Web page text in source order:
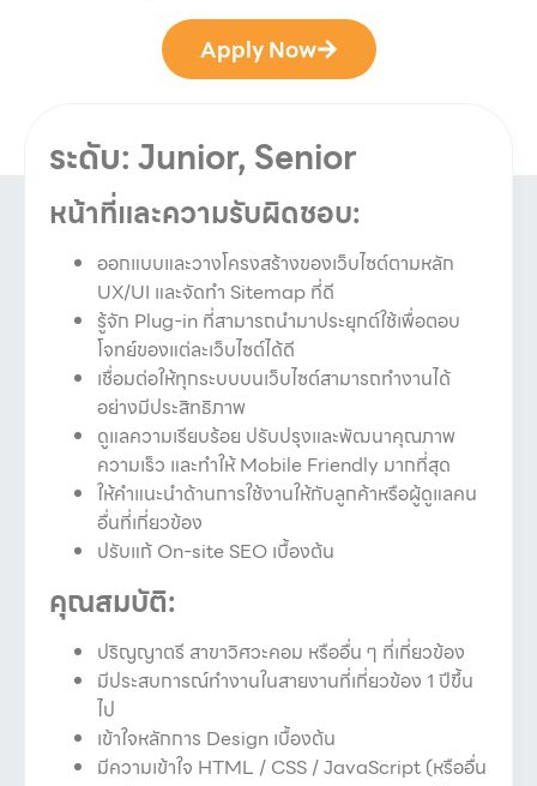
Apply Now
ระดับ: Junior, Senior
หน้าที่และความรับผิดชอบ:
ออกแบบและวางโครงสร้างของเว็บไซต์ตามหลัก
UX/UI และจัดทำ Sitemap ที่ดี
รู้จัก Plug-in ที่สามารถนำมาประยุกต์ใช้เพื่อตอบ
โจทย์ของแต่ละเว็บไซต์ได้ดี
เชื่อมต่อให้ทุกระบบบนเว็บไซต์สามารถทำงานได้
อย่างมีประสิทธิภาพ
ดูแลความเรียบร้อย ปรับปรุงและพัฒนาคุณภาพ
ความเร็ว และทำให้ Mobile Friendly มากที่สุด
ให้คำแนะนำด้านการใช้งานให้กับลูกค้าหรือผู้ดูแลคน
อื่นที่เกี่ยวข้อง
ปรับแก้ On-site SEO เบื้องต้น
คุณสมบัติ:
ปริญญาตรี สาขาวิศวะคอม หรืออื่น ๆ ที่เกี่ยวข้อง
มีประสบการณ์ทำงานในสายงานที่เกี่ยวข้อง 1 ปีขึ้น
ไป
เข้าใจหลักการ Design เบื้องต้น
มีความเข้าใจ HTML / CSS / JavaScript (หรืออื่น